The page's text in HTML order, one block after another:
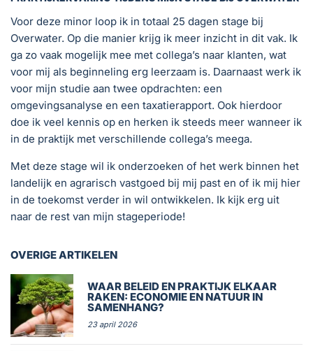
Voor deze minor loop ik in totaal 25 dagen stage bij
Overwater. Op die manier krijg ik meer inzicht in dit vak. Ik
ga zo vaak mogelijk mee met collega’s naar klanten, wat
voor mij als beginneling erg leerzaam is. Daarnaast werk ik
voor mijn studie aan twee opdrachten: een
omgevingsanalyse en een taxatierapport. Ook hierdoor
doe ik veel kennis op en herken ik steeds meer wanneer ik
in de praktijk met verschillende collega’s meega.
Met deze stage wil ik onderzoeken of het werk binnen het
landelijk en agrarisch vastgoed bij mij past en of ik mij hier
in de toekomst verder in wil ontwikkelen. Ik kijk erg uit
naar de rest van mijn stageperiode!
OVERIGE ARTIKELEN
WAAR BELEID EN PRAKTIJK ELKAAR
RAKEN: ECONOMIE EN NATUUR IN
SAMENHANG?
23 april 2026